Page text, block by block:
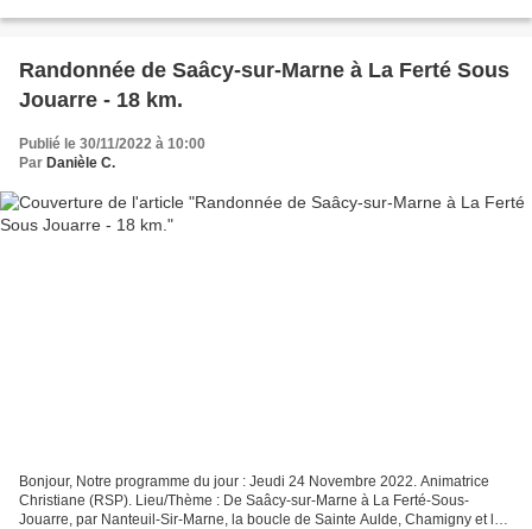
Randonnée de Saâcy-sur-Marne à La Ferté Sous
Jouarre - 18 km.
Publié le 30/11/2022 à 10:00
Par Danièle C.
Bonjour, Notre programme du jour : Jeudi 24 Novembre 2022. Animatrice
Christiane (RSP). Lieu/Thème : De Saâcy-sur-Marne à La Ferté-Sous-
Jouarre, par Nanteuil-Sir-Marne, la boucle de Sainte Aulde, Chamigny et le